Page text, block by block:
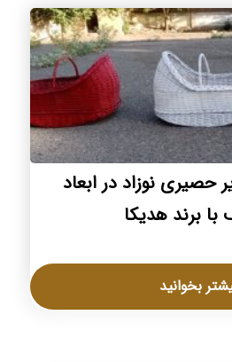
حصیری نوزاد در ابعاد
برند هدیکا
بخوانید